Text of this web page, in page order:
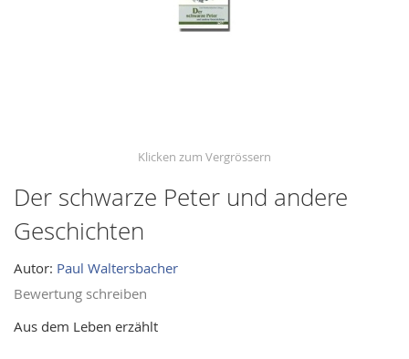
Der schwarze Peter und andere
Geschichten
Autor: Paul Waltersbacher
Bewertung schreiben
Aus dem Leben erzählt
Skip
the
the
images